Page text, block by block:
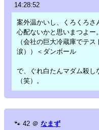
14:28:52
案外温かいし、くろくろさ
心配ないかと思いまつよー。
（会社の巨大冷蔵庫でテ
涙））＜ダンボール
で、ぐれ白たんマダム殺し
（笑）。
🐾 42 ＠ なまず